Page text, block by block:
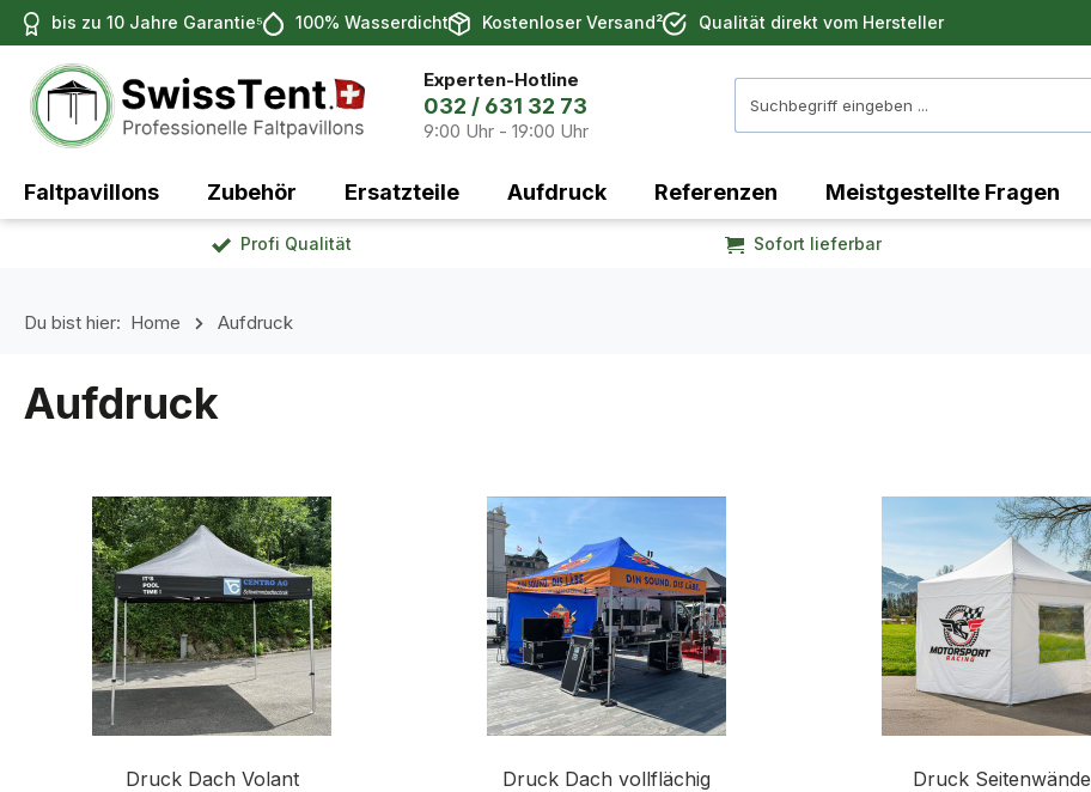
Hauptinhalt springen
Zur Suche springen
Zur Hauptnavigation springen
bis zu 10 Jahre Garantie⁵ 100% Wasserdicht Kostenloser Versand² Qualität direkt vom Hersteller
Experten-Hotline
032 / 631 32 73
9:00 Uhr - 19:00 Uhr
Faltpavillons Zubehör Ersatzteile Aufdruck Referenzen Meistgestellte Fragen
Profi Qualität Sofort lieferbar
Du bist hier: Home Aufdruck
Aufdruck
Kategoriegalerie überspringen
Druck Dach Volant Druck Dach vollflächig Druck Seitenwände